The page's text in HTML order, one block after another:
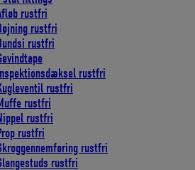
rustfri
rustfri
rustfri
rustfri
rustfri
rustfri
rustfri
rustfri
rustfri
rustfri